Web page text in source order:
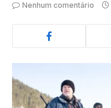
Nenhum comentário